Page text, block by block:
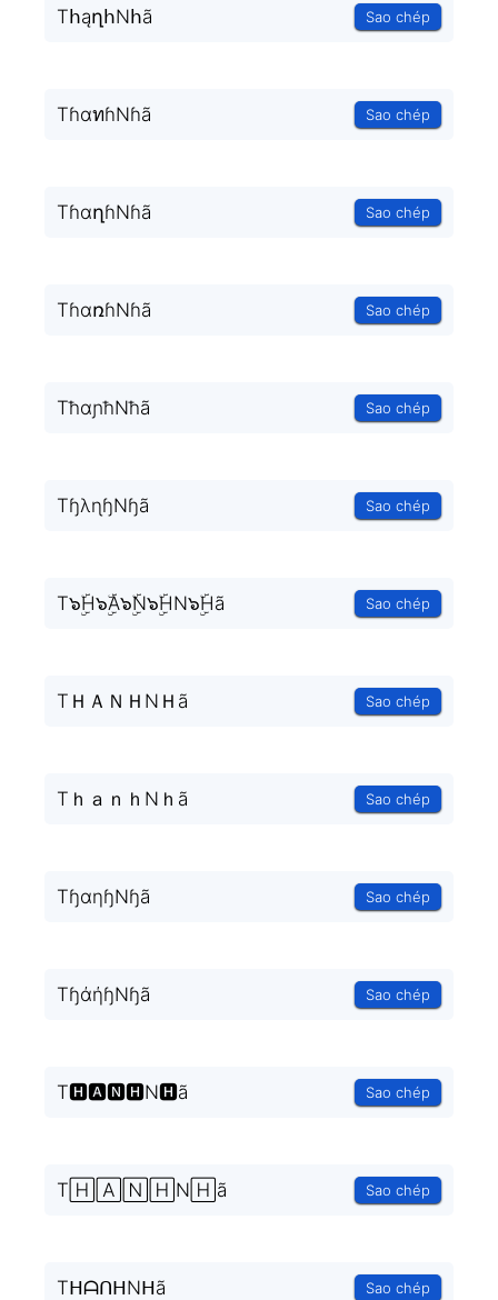
TհąղհNհã Sao chép
TɦαทɦNɦã Sao chép
TɦɑղɦNɦã Sao chép
TɦɑռɦNɦã Sao chép
TħɑɲħNħã Sao chép
TɧλɳɧNɧã Sao chép
T๖ۣۜH๖ۣۜA๖ۣۜN๖ۣۜHN๖ۣۜHã Sao chép
TＨＡＮＨNＨã Sao chép
TｈａｎｈNｈã Sao chép
TɧαηɧNɧã Sao chép
TɧάήɧNɧã Sao chép
T🅷🅰🅽🅷N🅷ã Sao chép
T🄷🄰🄽🄷N🄷ã Sao chép
TᕼᗩᑎᕼNᕼã Sao chép